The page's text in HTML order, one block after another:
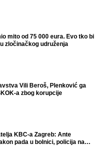
mito od 75 000 eura. Evo tko bi
zločinačkog udruženja
Vili Beroš, Plenković ga
a zbog korupcije
KBC-a Zagreb: Ante
pada u bolnici, policija na